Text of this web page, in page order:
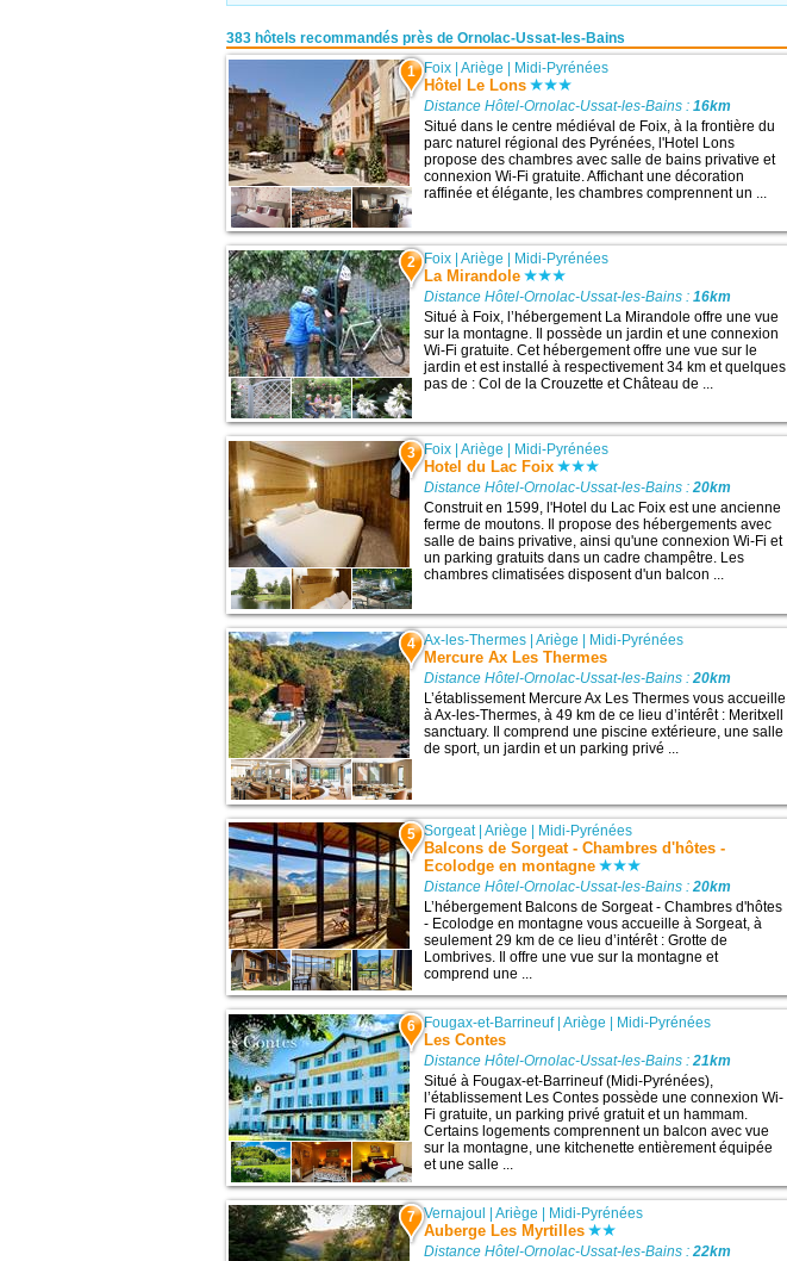
383 hôtels recommandés près de Ornolac-Ussat-les-Bains
1 Foix |Ariège | Midi-Pyrénées
Hôtel Le Lons
Distance Hôtel-Ornolac-Ussat-les-Bains :16km
Situé dans le centre médiéval de Foix, à la frontière du
parc naturel régional des Pyrénées, l'Hotel Lons
propose des chambres avec salle de bains privative et
connexion Wi-Fi gratuite. Affichant une décoration
raffinée et élégante, les chambres comprennent un ...
2 Foix |Ariège | Midi-Pyrénées
La Mirandole
Distance Hôtel-Ornolac-Ussat-les-Bains :16km
Situé à Foix, l’hébergement La Mirandole offre une vue
sur la montagne. Il possède un jardin et une connexion
Wi-Fi gratuite. Cet hébergement offre une vue sur le
jardin et est installé à respectivement 34 km et quelques
pas de : Col de la Crouzette et Château de ...
3 Foix |Ariège Midi-Pyrénées
Hotel du Lac Foix
Distance Hôtel-Ornolac-Ussat-les-Bains :20km
Construit en 1599, l'Hotel du Lac Foix est une ancienne
ferme de moutons. Il propose des hébergements avec
salle de bains privative, ainsi qu'une connexion Wi-Fi et
un parking gratuits dans un cadre champêtre. Les
chambres climatisées disposent d'un balcon ...
4 Ax-les-Thermes |Ariège Midi-Pyrénées
Mercure Ax Les Thermes
Distance Hôtel-Ornolac-Ussat-les-Bains :20km
L’établissement Mercure Ax Les Thermes vous accueille
à Ax-les-Thermes, à 49 km de ce lieu d’intérêt : Meritxell
sanctuary. Il comprend une piscine extérieure, une salle
de sport, un jardin et un parking privé ...
5 Sorgeat|Ariège Midi-Pyrénées
Balcons de Sorgeat - Chambres d'hôtes -
Ecolodge en montagne
Distance Hôtel-Ornolac-Ussat-les-Bains :20km
L’hébergement Balcons de Sorgeat - Chambres d'hôtes
- Ecolodge en montagne vous accueille à Sorgeat, à
seulement 29 km de ce lieu d’intérêt : Grotte de
Lombrives. Il offre une vue sur la montagne et
comprend une ...
6 Fougax-et-Barrineuf|Ariège | Midi-Pyrénées
Les Contes
Distance Hôtel-Ornolac-Ussat-les-Bains :21km
Situé à Fougax-et-Barrineuf (Midi-Pyrénées),
l’établissement Les Contes possède une connexion Wi-
Fi gratuite, un parking privé gratuit et un hammam.
Certains logements comprennent un balcon avec vue
sur la montagne, une kitchenette entièrement équipée
et une salle ...
7 Vernajoul |Ariège | Midi-Pyrénées
Auberge Les Myrtilles
Distance Hôtel-Ornolac-Ussat-les-Bains :22km